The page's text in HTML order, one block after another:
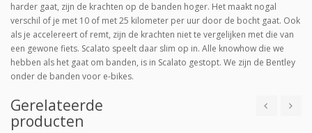
harder gaat, zijn de krachten op de banden hoger. Het maakt nogal
verschil of je met 10 of met 25 kilometer per uur door de bocht gaat. Ook
als je accelereert of remt, zijn de krachten niet te vergelijken met die van
een gewone fiets. Scalato speelt daar slim op in. Alle knowhow die we
hebben als het gaat om banden, is in Scalato gestopt. We zijn de Bentley
onder de banden voor e-bikes.
Gerelateerde
producten